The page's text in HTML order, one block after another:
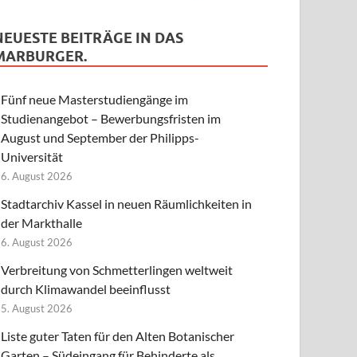
BEITRÄGE IN DAS
Fünf neue Masterstudiengänge im
Studienangebot – Bewerbungsfristen im
August und September der Philipps-
Universität
6. August 2026
Stadtarchiv Kassel in neuen Räumlichkeiten in
der Markthalle
6. August 2026
Verbreitung von Schmetterlingen weltweit
durch Klimawandel beeinflusst
5. August 2026
Liste guter Taten für den Alten Botanischer